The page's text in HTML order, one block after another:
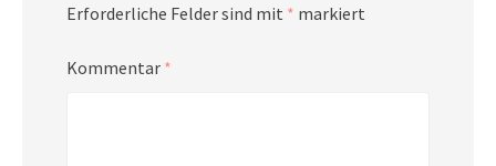
Erforderliche Felder sind mit * markiert
Kommentar *